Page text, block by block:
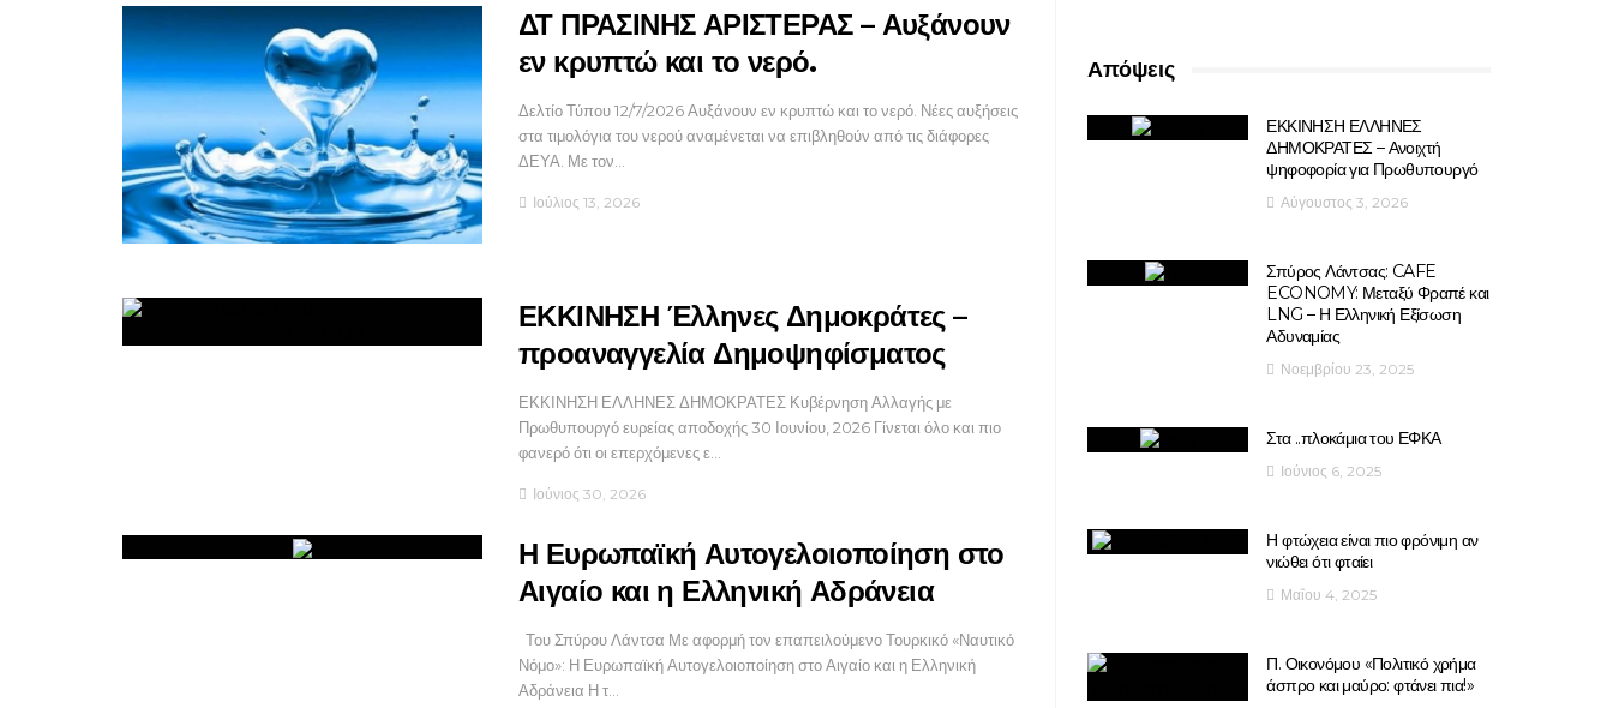
ΔΤ ΠΡΑΣΙΝΗΣ ΑΡΙΣΤΕΡΑΣ – Αυξάνουν
εν κρυπτώ και το νερό.
Δελτίο Τύπου 12/7/2026 Αυξάνουν εν κρυπτώ και το νερό. Νέες αυξήσεις
στα τιμολόγια του νερού αναμένεται να επιβληθούν από τις διάφορες
ΔΕΥΑ. Με τον…
Ιούλιος 13, 2026
ΕΚΚΙΝΗΣΗ Έλληνες Δημοκράτες –
προαναγγελία Δημοψηφίσματος
ΕΚΚΙΝΗΣΗ ΕΛΛΗΝΕΣ ΔΗΜΟΚΡΑΤΕΣ Κυβέρνηση Αλλαγής με
Πρωθυπουργό ευρείας αποδοχής 30 Ιουνίου, 2026 Γίνεται όλο και πιο
φανερό ότι οι επερχόμενες ε…
Ιούνιος 30, 2026
Η Ευρωπαϊκή Αυτογελοιοποίηση στο
Αιγαίο και η Ελληνική Αδράνεια
Του Σπύρου Λάντσα Με αφορμή τον επαπειλούμενο Τουρκικό «Ναυτικό
Νόμο»: Η Ευρωπαϊκή Αυτογελοιοποίηση στο Αιγαίο και η Ελληνική
Αδράνεια Η τ…
Απόψεις
ΕΚΚΙΝΗΣΗ ΕΛΛΗΝΕΣ
ΔΗΜΟΚΡΑΤΕΣ – Ανοιχτή
ψηφοφορία για Πρωθυπουργό
Αύγουστος 3, 2026
Σπύρος Λάντσας: CAFE
ECONOMY: Μεταξύ Φραπέ και
LNG – Η Ελληνική Εξίσωση
Αδυναμίας
Νοεμβρίου 23, 2025
Στα ..πλοκάμια του ΕΦΚΑ
Ιούνιος 6, 2025
Η φτώχεια είναι πιο φρόνιμη αν
νιώθει ότι φταίει
Μαΐου 4, 2025
Π. Οικονόμου «Πολιτικό χρήμα
άσπρο και μαύρο: φτάνει πια!»